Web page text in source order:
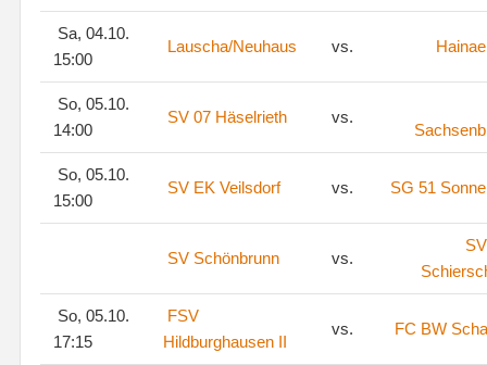
Sa, 04.10.
15:00
Lauscha/Neuhaus vs.
So, 05.10.
14:00
SV 07 Häselrieth vs.
So, 05.10.
15:00
SV EK Veilsdorf vs. SG 51
SV Schönbrunn vs.
So, 05.10.
17:15
FSV
Hildburghausen II
vs. FC BW